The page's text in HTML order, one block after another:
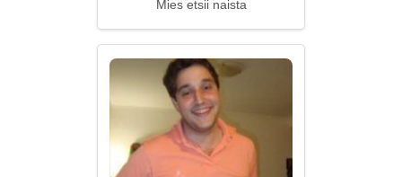
Mies etsii naista